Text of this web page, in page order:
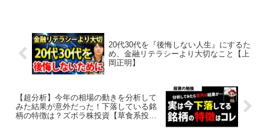
20代30代を『後悔しない人生』にするた
め、金融リテラシーより大切なこと【上
岡正明】
【超分析】今年の相場の動きを分析して
みた結果が意外だった！下落している銘
柄の特徴は？ズボラ株投資【草食系投資